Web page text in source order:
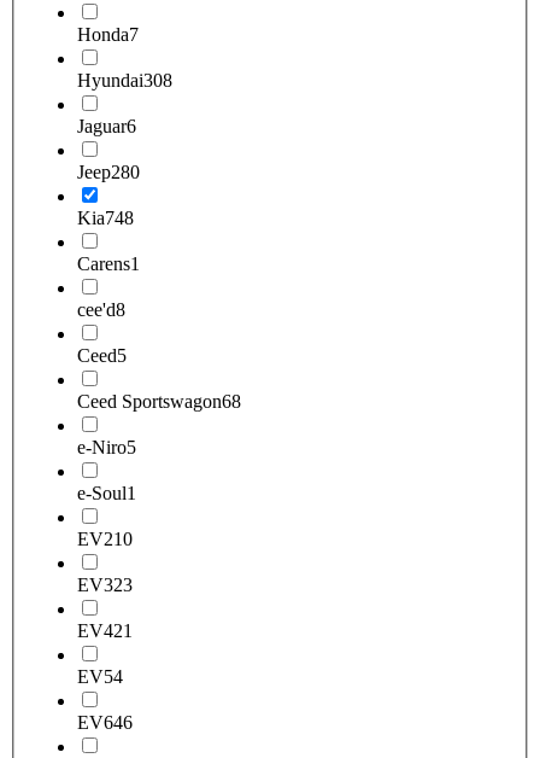
Honda7
Hyundai308
Jaguar6
Jeep280
Kia748
Carens1
cee'd8
Ceed5
Ceed Sportswagon68
e-Niro5
e-Soul1
EV210
EV323
EV421
EV54
EV646